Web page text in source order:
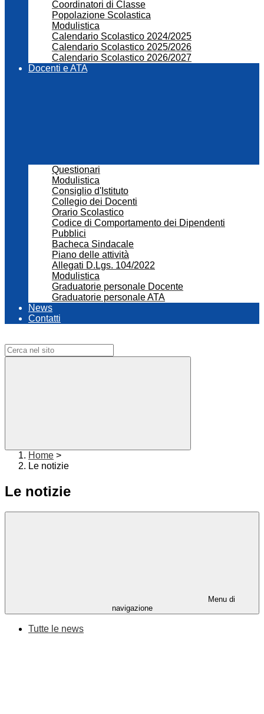
Coordinatori di Classe
Popolazione Scolastica
Modulistica
Calendario Scolastico 2024/2025
Calendario Scolastico 2025/2026
Calendario Scolastico 2026/2027
Docenti e ATA
Questionari
Modulistica
Consiglio d'Istituto
Collegio dei Docenti
Orario Scolastico
Codice di Comportamento dei Dipendenti
Pubblici
Bacheca Sindacale
Piano delle attività
Allegati D.Lgs. 104/2022
Modulistica
Graduatorie personale Docente
Graduatorie personale ATA
News
Contatti
Home >
Le notizie
Le notizie
Menu di
navigazione
Tutte le news